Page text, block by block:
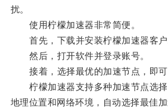
扰。
使用柠檬加速器非常简便。
首先，下载并安装柠檬加速器客户
然后，打开软件并登录账号。
接着，选择最优的加速节点，即可
柠檬加速器支持多种加速节点选择
地理位置和网络环境，自动选择最佳